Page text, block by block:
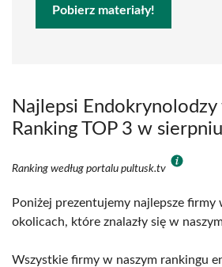
Pobierz materiały!
Najlepsi Endokrynolodzy
Ranking TOP 3 w
Ranking według portalu pultusk.tv
Poniżej prezentujemy najlepsze firmy
okolicach, które znalazły się w
Wszystkie firmy w naszym rankingu